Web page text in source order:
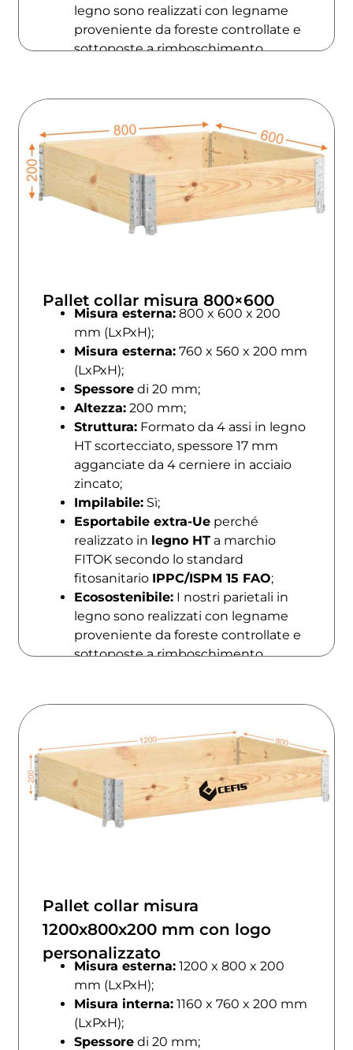
legno sono realizzati con legname
proveniente da foreste controllate e
sottoposte a rimboschimento.
Pallet collar misura 800×600
Misura esterna: 800 x 600 x 200
mm (LxPxH);
Misura esterna: 760 x 560 x 200 mm
(LxPxH);
Spessore di 20 mm;
Altezza: 200 mm;
Struttura: Formato da 4 assi in legno
HT scortecciato, spessore 17 mm
agganciate da 4 cerniere in acciaio
zincato;
Impilabile: Sì;
Esportabile extra-Ue perché
realizzato in legno HT a marchio
FITOK secondo lo standard
fitosanitario IPPC/ISPM 15 FAO;
Ecosostenibile: I nostri parietali in
legno sono realizzati con legname
proveniente da foreste controllate e
sottoposte a rimboschimento.
Pallet collar misura
1200x800x200 mm con logo
personalizzato
Misura esterna: 1200 x 800 x 200
mm (LxPxH);
Misura interna: 1160 x 760 x 200 mm
(LxPxH);
Spessore di 20 mm;